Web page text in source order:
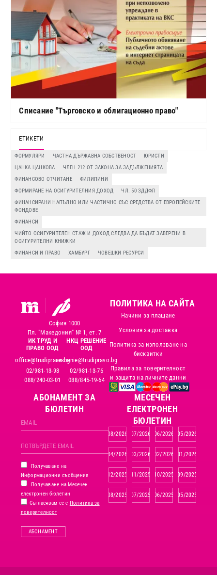
Списание "Търговско и облигационно право"
ЕТИКЕТИ
ФОРМУЛЯРИ ЧАСТНА ДЪРЖАВНА СОБСТВЕНОСТ
ЮРИСТИ
ЦАНКА ЦАНКОВА
ЧЛЕН 212 ОТ ЗАКОНА ЗА ЗАДЪЛЖЕНИЯТА
ФИНАНСОВО ОТЧИТАНЕ
ФИЛИПИНИ
ФОРМИРАНЕ НА ОСИГУРИТЕЛНИЯ ДОХОД
ЧЛ. 50 ЗДДФЛ
ФИНАНСИРАНИ НАПЪЛНО ИЛИ ЧАСТИЧНО СЪС СРЕДСТВА ОТ ЕВРОПЕЙСКИТЕ
ФОНДОВЕ
ФИНАНСИ
ЧИЙТО ОСИГУРИТЕЛЕН СТАЖ И ДОХОД СЛЕДВА ДА БЪДАТ ЗАВЕРЕНИ В
ОСИГУРИТЕЛНИ КНИЖКИ
ФИНАНСИ И ПРАВО
ХАМБУРГ ЧОВЕШКИ РЕСУРСИ
София 1000
Пл. "Македония" № 1, ет. 7
ИК ТРУД И
ПРАВО ООД
office@trudipravo.bg
02/981-13-93
088/240-03-01
НКЦ РЕШЕНИЕ
ООД
reshenie@trudipravo.bg
02/981-13-76
088/845-19-64
ПОЛИТИКА НА САЙТА
Начини за плащане
Условия за доставка
Политика за използване на
бисквитки
Правила за поверителност
и защита на личните данни
АБОНАМЕНТ ЗА
БЮЛЕТИН
Получаване на
Информационни съобщения
Получаване на Месечен
електронен бюлетин
Съгласявам се с Политика за
поверителност
АБОНАМЕНТ
MЕСЕЧЕН
ЕЛЕКТРОНЕН
БЮЛЕТИН
08/2026 07/2026 06/2026 05/2026
04/2026 03/2026 02/2026 01/2026
12/2025 11/2025 10/2025 09/2025
08/2025 07/2025 06/2025 05/2025